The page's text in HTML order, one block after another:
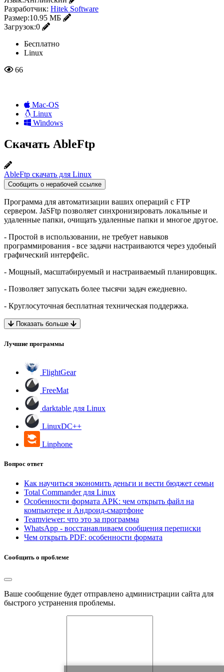
Разработчик: Hitek Software
Размер:10.95 МБ
Загрузок:0
Бесплатно
Linux
66
Mac-OS
Linux
Windows
Скачать AbleFtp
AbleFtp скачать для Linux
Сообщить о нерабочей ссылке
Программа для автоматизации ваших операций с FTP
сервером. JaSFtp позволяет синхронизировать локальные и
удаленные папки, очищать удаленные папки и многое другое.
- Простой в использовании, не требует навыков
программирования - все задачи настраиваются через удобный
графический интерфейс.
- Мощный, масштабируемый и настраиваемый планировщик.
- Позволяет запускать более тысячи задач ежедневно.
- Круглосуточная бесплатная техническая поддержка.
Показать больше
Лучшие программы
FlightGear
FreeMat
darktable для Linux
LinuxDC++
Linphone
Вопрос ответ
Как научиться экономить деньги и вести бюджет семьи
Total Commander для Linux
Особенности формата APK: чем открыть файл на
компьютере и Андроид-смартфоне
Teamviewer: что это за программа
WhatsApp - восстанавливаем сообщения переписки
Чем открыть PDF: особенности формата
Сообщить о проблеме
Ваше сообщение будет отправлено администрации сайта для
быстрого устранения проблемы.